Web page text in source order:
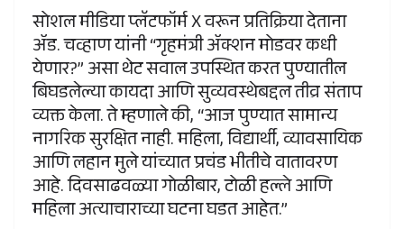
सोशल मीडिया प्लॅटफॉर्म X वरून प्रतिक्रिया देताना
ॲड. चव्हाण यांनी “गृहमंत्री ॲक्शन मोडवर कधी
येणार?” असा थेट सवाल उपस्थित करत पुण्यातील
बिघडलेल्या कायदा आणि सुव्यवस्थेबद्दल तीव्र संताप
व्यक्त केला. ते म्हणाले की, “आज पुण्यात सामान्य
नागरिक सुरक्षित नाही. महिला, विद्यार्थी, व्यावसायिक
आणि लहान मुले यांच्यात प्रचंड भीतीचे वातावरण
आहे. दिवसाढवळ्या गोळीबार, टोळी हल्ले आणि
महिला अत्याचाराच्या घटना घडत आहेत.”